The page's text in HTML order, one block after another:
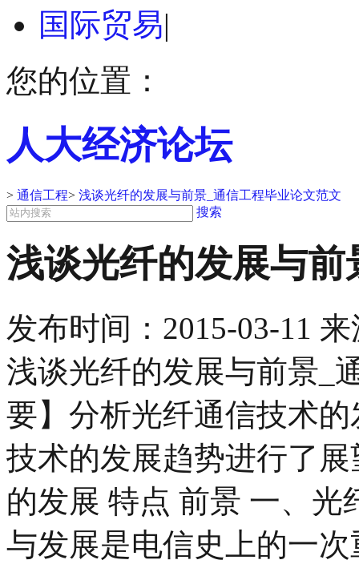
国际贸易|
您的位置：
人大经济论坛
> 通信工程> 浅谈光纤的发展与前景_通信工程毕业论文范文
搜索
浅谈光纤的发展与
发布时间： 2015-03-11 来
浅谈光纤的发展与前景_
要】分析光纤通信技术
技术的发展趋势进行了
的发展 特点 前景 一、
与发展是电信史上的一